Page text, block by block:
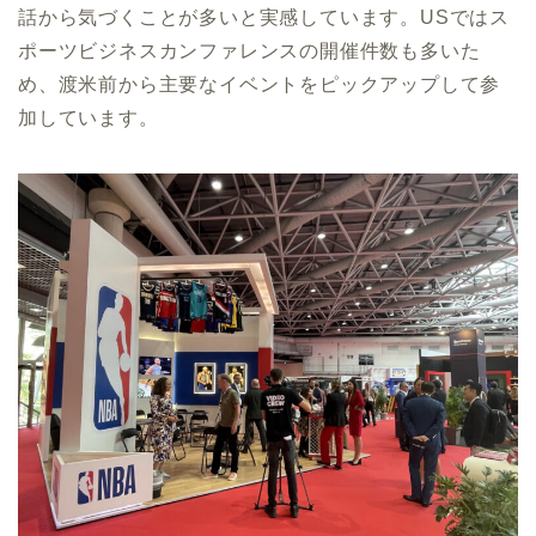
話から気づくことが多いと実感しています。USではス
ポーツビジネスカンファレンスの開催件数も多いた
め、渡米前から主要なイベントをピックアップして参
加しています。